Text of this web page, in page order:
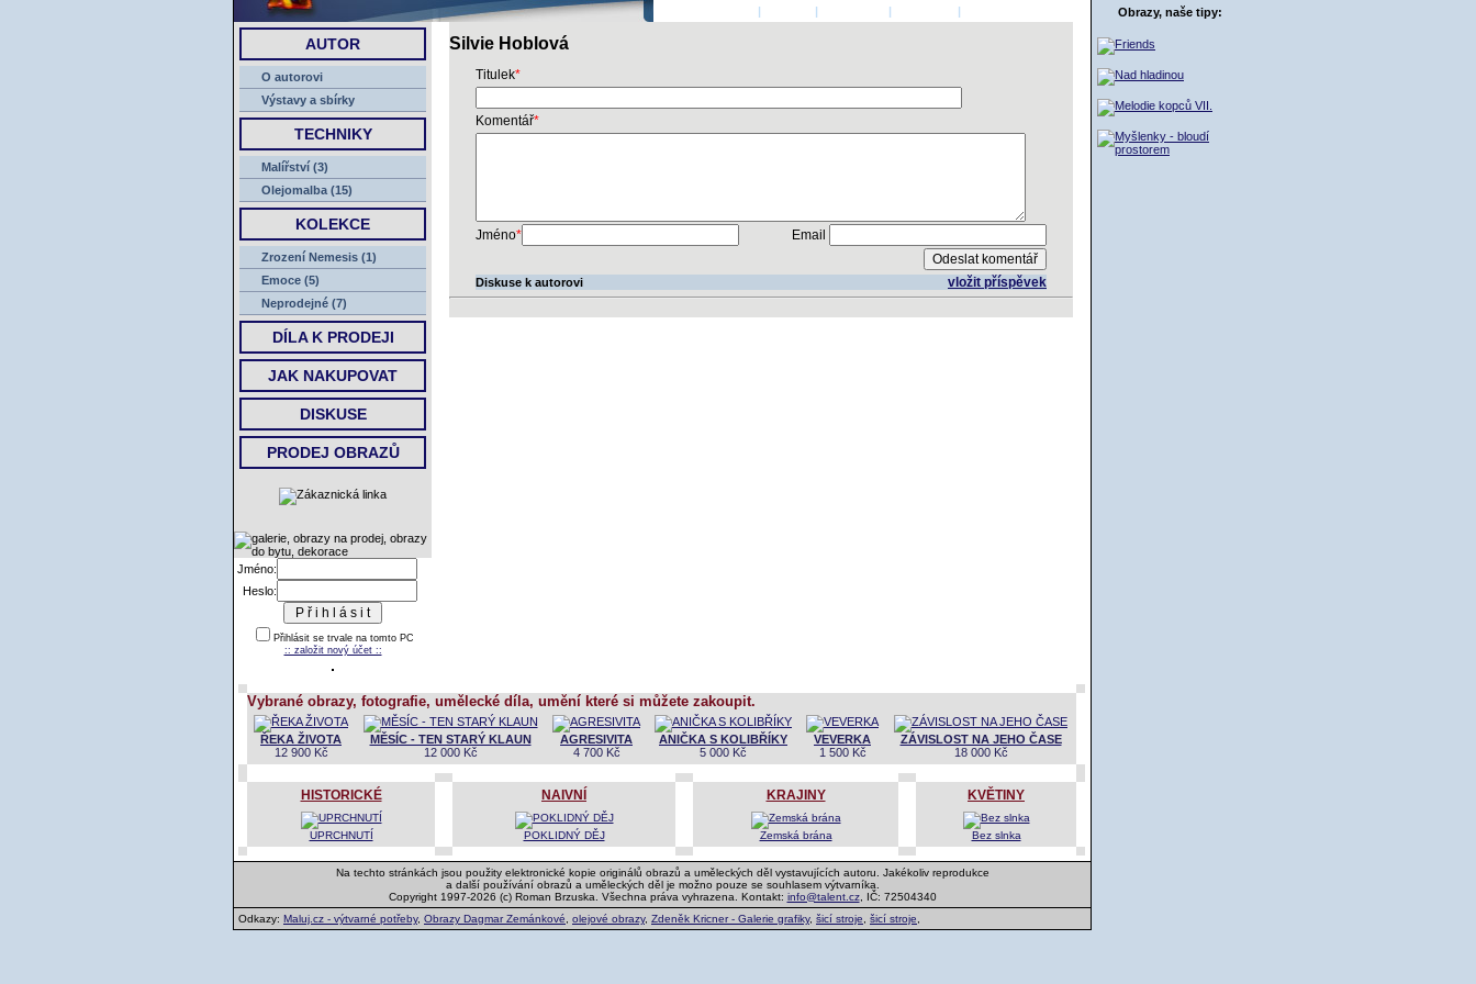
| | | |
AUTOR
O autorovi
Výstavy a sbírky
TECHNIKY
Malířství (3)
Olejomalba (15)
KOLEKCE
Zrození Nemesis (1)
Emoce (5)
Neprodejné (7)
DÍLA K PRODEJI
JAK NAKUPOVAT
DISKUSE
PRODEJ OBRAZŮ
Jméno:
Heslo:
Přihlásit se trvale na tomto PC
:: založit nový účet ::
Silvie Hoblová
Titulek*
Komentář*
Jméno* Email
Diskuse k autorovi vložit příspěvek
Vybrané obrazy, fotografie, umělecké díla, umění které si můžete zakoupit.
ŘEKA ŽIVOTA
12 900 Kč
MĚSÍC - TEN STARÝ KLAUN
12 000 Kč
AGRESIVITA
4 700 Kč
ANIČKA S KOLIBŘÍKY
5 000 Kč
VEVERKA
1 500 Kč
ZÁVISLOST NA JEHO ČASE
18 000 Kč
HISTORICKÉ
UPRCHNUTÍ
NAIVNÍ
POKLIDNÝ DĚJ
KRAJINY
Zemská brána
KVĚTINY
Bez slnka
Na techto stránkách jsou použity elektronické kopie originálů obrazů a uměleckých děl vystavujících autoru. Jakékoliv reprodukce
a další používání obrazů a uměleckých děl je možno pouze se souhlasem výtvarníka.
Copyright 1997-2026 (c) Roman Brzuska. Všechna práva vyhrazena. Kontakt: info@talent.cz, IČ: 72504340
Odkazy: Maluj.cz - výtvarné potřeby, Obrazy Dagmar Zemánkové olejové obrazy, Zdeněk Kricner - Galerie grafiky, šicí stroje šicí stroje
Obrazy, naše tipy: